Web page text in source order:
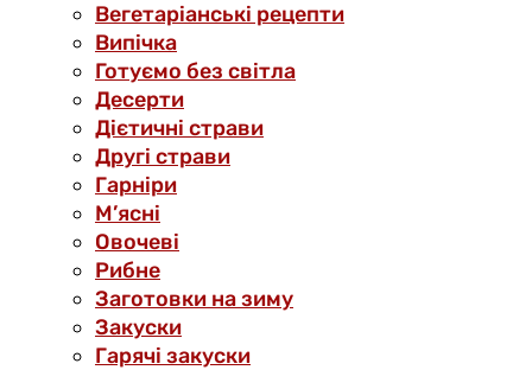
Вегетаріанські рецепти
Випічка
Готуємо без світла
Десерти
Дієтичні страви
Другі страви
Гарніри
М’ясні
Овочеві
Рибне
Заготовки на зиму
Закуски
Гарячі закуски